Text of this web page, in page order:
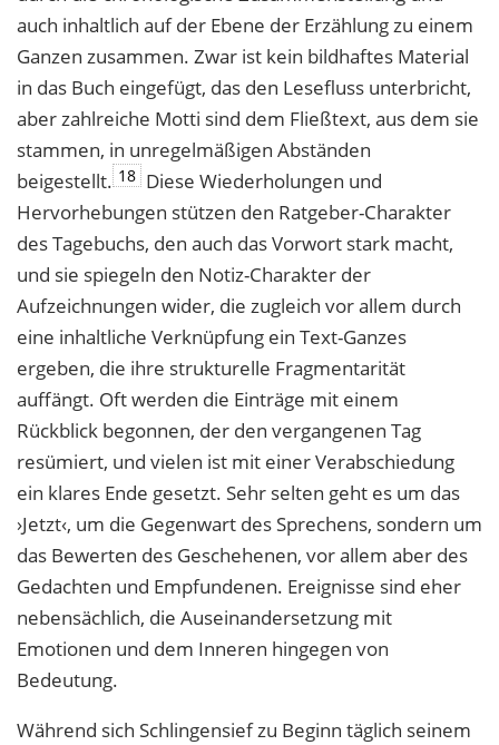
auch inhaltlich auf der Ebene der Erzählung zu einem
Ganzen zusammen. Zwar ist kein bildhaftes Material
in das Buch eingefügt, das den Lesefluss unterbricht,
aber zahlreiche Motti sind dem Fließtext, aus dem sie
stammen, in unregelmäßigen Abständen
beigestellt. 18 Diese Wiederholungen und
Hervorhebungen stützen den Ratgeber-Charakter
des Tagebuchs, den auch das Vorwort stark macht,
und sie spiegeln den Notiz-Charakter der
Aufzeichnungen wider, die zugleich vor allem durch
eine inhaltliche Verknüpfung ein Text-Ganzes
ergeben, die ihre strukturelle Fragmentarität
auffängt. Oft werden die Einträge mit einem
Rückblick begonnen, der den vergangenen Tag
resümiert, und vielen ist mit einer Verabschiedung
ein klares Ende gesetzt. Sehr selten geht es um das
›Jetzt‹, um die Gegenwart des Sprechens, sondern um
das Bewerten des Geschehenen, vor allem aber des
Gedachten und Empfundenen. Ereignisse sind eher
nebensächlich, die Auseinandersetzung mit
Emotionen und dem Inneren hingegen von
Bedeutung.
Während sich Schlingensief zu Beginn täglich seinem